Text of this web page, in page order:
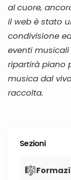
alcuore,
il web è stato
condivisione
eventi
ripartirà piano
musica dal
raccolta.
Sezioni
🎼